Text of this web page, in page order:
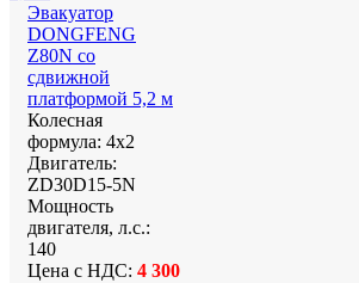
Эвакуатор
DONGFENG
Z80N со
сдвижной
платформой 5,2 м
Колесная
формула: 4х2
Двигатель:
ZD30D15-5N
Мощность
двигателя, л.с.:
140
Цена с НДС: 4 300